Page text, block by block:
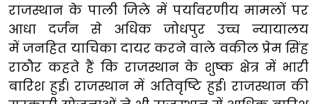
राजस्थान के पाली जिले में पर्यावरणीय मामलों पर
आधा दर्जन से अधिक जोधपुर उच्च न्यायालय
में जनहित याचिका दायर करने वाले वकील प्रेम सिंह
राठौर कहते हैं कि राजस्थान के शुष्क क्षेत्र में भारी
बारिश हुई। राजस्थान में अतिवृष्टि हुई। राजस्थान की